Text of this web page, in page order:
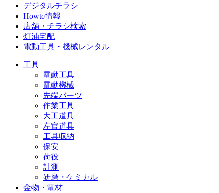
デジタルチラシ
Howto情報
店舗・チラシ検索
灯油宅配
電動工具・機械レンタル
工具
電動工具
電動機械
先端パーツ
作業工具
大工道具
左官道具
工具収納
保安
荷役
計測
研磨・ケミカル
金物・電材